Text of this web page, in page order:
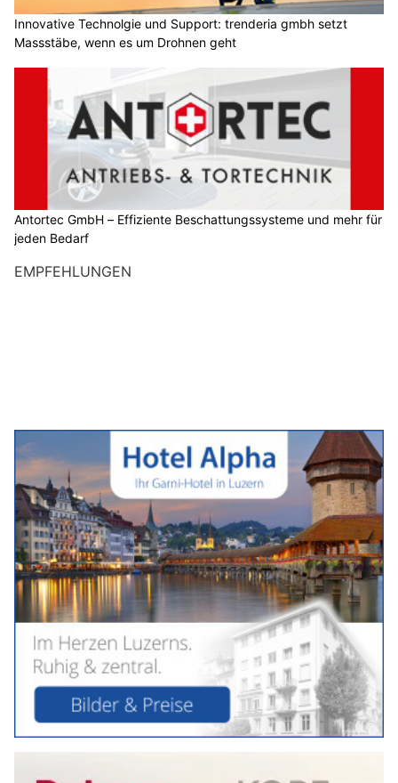
Innovative Technolgie und Support: trenderia gmbh setzt
Massstäbe, wenn es um Drohnen geht
Antortec GmbH – Effiziente Beschattungssysteme und mehr für
jeden Bedarf
EMPFEHLUNGEN